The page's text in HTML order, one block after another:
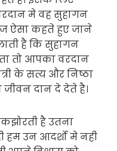
वरदान मे वह सुहागन
ऐसा कहते हुए जाने
है कि सुहागन
तो आपका वरदान
के सत्य और निष्ठा
जीवन दान दे देते है।
है उतना
हम उन आदर्शो मे नही